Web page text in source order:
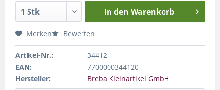
In den Warenkorb
Merken Bewerten
Artikel-Nr.:
34412
EAN:
7700000344120
Hersteller:
Breba Kleinartikel GmbH